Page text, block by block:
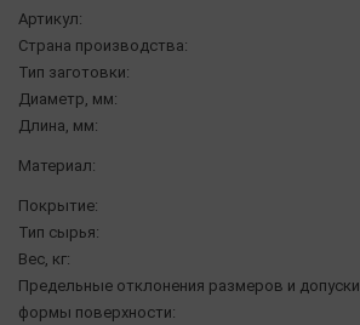
Артикул:
Страна производства:
Тип заготовки:
Диаметр, мм:
Длина, мм:
Материал:
Покрытие:
Тип сырья:
Вес, кг:
Предельные отклонения размеров и допуски
формы поверхности: